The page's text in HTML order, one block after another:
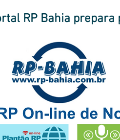
RP Bahia